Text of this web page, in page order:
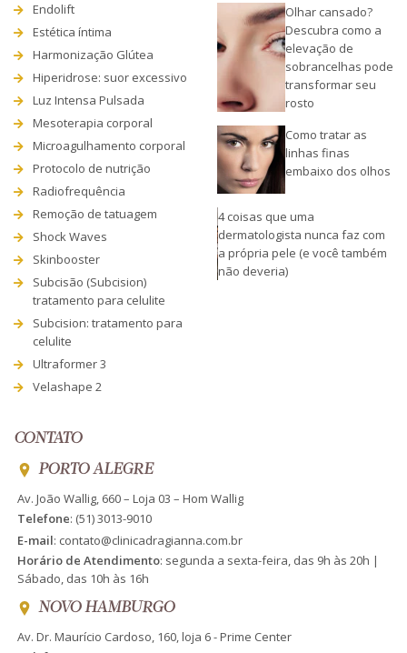
Endolift
Estética íntima
Harmonização Glútea
Hiperidrose: suor excessivo
Luz Intensa Pulsada
Mesoterapia corporal
Microagulhamento corporal
Protocolo de nutrição
Radiofrequência
Remoção de tatuagem
Shock Waves
Skinbooster
Subcisão (Subcision)
tratamento para celulite
Subcision: tratamento para
celulite
Ultraformer 3
Velashape 2
Olhar cansado?
Descubra como a
elevação de
sobrancelhas pode
transformar seu
rosto
Como tratar as
linhas finas
embaixo dos olhos
4 coisas que uma
dermatologista nunca faz com
a própria pele (e você também
não deveria)
CONTATO
PORTO ALEGRE
Av. João Wallig, 660 – Loja 03 – Hom Wallig
Telefone: (51) 3013-9010
E-mail: contato@clinicadragianna.com.br
Horário de Atendimento: segunda a sexta-feira, das 9h às 20h |
Sábado, das 10h às 16h
NOVO HAMBURGO
Av. Dr. Maurício Cardoso, 160, loja 6 - Prime Center